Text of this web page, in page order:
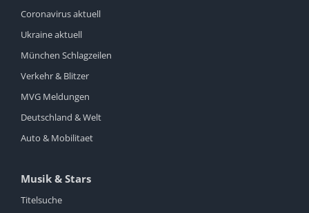
Coronavirus aktuell
Ukraine aktuell
München Schlagzeilen
Verkehr & Blitzer
MVG Meldungen
Deutschland & Welt
Auto & Mobilitaet
Musik & Stars
Titelsuche